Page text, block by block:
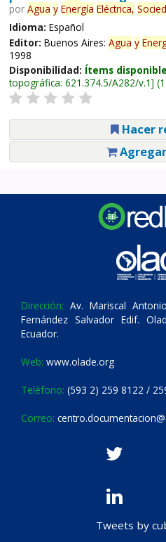
por Agua y Energía Eléctrica,
Idioma: Español
Editor: Buenos Aires: Agua y
1998
Disponibilidad: Ítems
topográfica: 621.374.5/A282/v.1
Hacer
Dirección: Av. Mariscal
Fernández Salvador Edif.
Ecuador.
Web: www.olade.org
Teléfono: (593 2) 259 8122 /
Correo:
Tweets by